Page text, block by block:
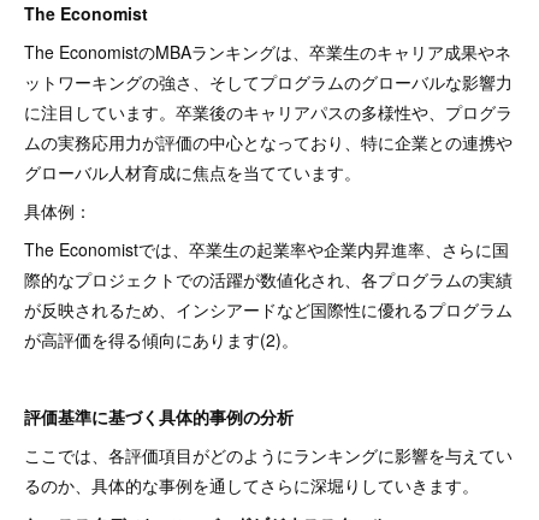
The Economist
The EconomistのMBAランキングは、卒業生のキャリア成果やネ
ットワーキングの強さ、そしてプログラムのグローバルな影響力
に注目しています。卒業後のキャリアパスの多様性や、プログラ
ムの実務応用力が評価の中心となっており、特に企業との連携や
グローバル人材育成に焦点を当てています。
具体例：
The Economistでは、卒業生の起業率や企業内昇進率、さらに国
際的なプロジェクトでの活躍が数値化され、各プログラムの実績
が反映されるため、インシアードなど国際性に優れるプログラム
が高評価を得る傾向にあります(2)。
評価基準に基づく具体的事例の分析
ここでは、各評価項目がどのようにランキングに影響を与えてい
るのか、具体的な事例を通してさらに深堀りしていきます。